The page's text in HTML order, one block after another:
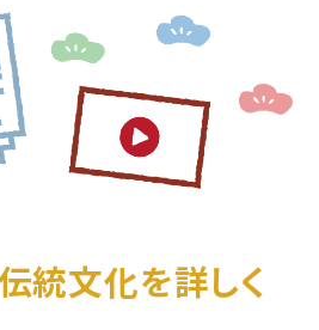
文化を詳しく